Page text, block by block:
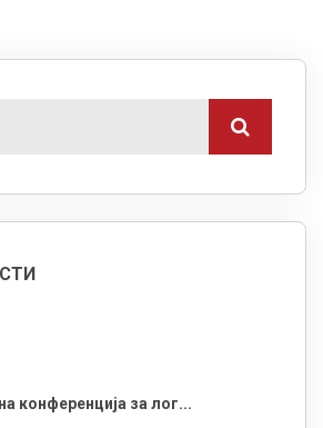
конференција за лог...